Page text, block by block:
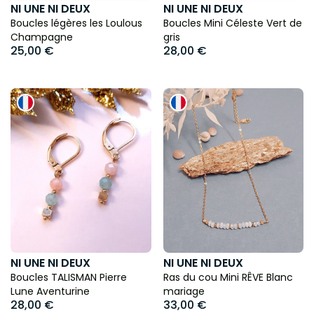
NI UNE NI DEUX
Boucles légères les Loulous
Champagne
25,00 €
NI UNE NI DEUX
Boucles Mini Céleste Vert de
gris
28,00 €
NI UNE NI DEUX
Boucles TALISMAN Pierre
Lune Aventurine
28,00 €
NI UNE NI DEUX
Ras du cou Mini RÊVE Blanc
mariage
33,00 €